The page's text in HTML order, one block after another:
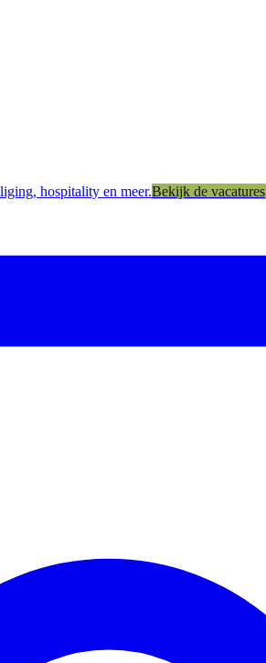
hospitality en meer.Bekijk de vacatures